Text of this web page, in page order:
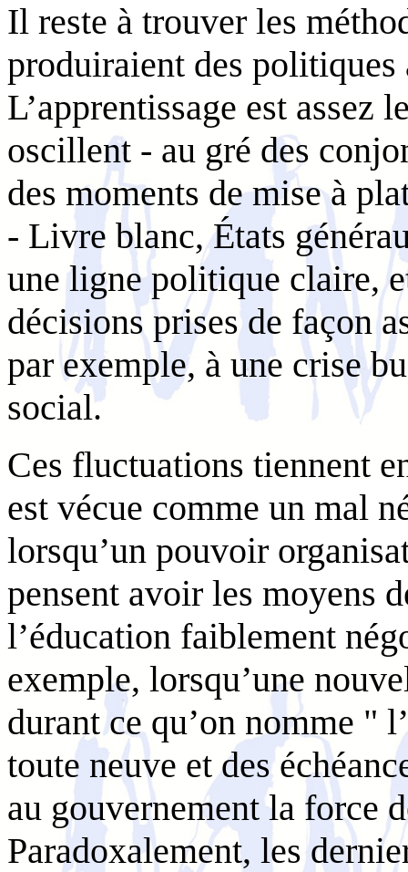
Il reste à trouver les
produiraient des
L’apprentissage est assez
oscillent - au gré des
des moments de mise à
- Livre blanc, États
une ligne politique claire,
décisions prises de façon
par exemple, à une crise
social.
Ces fluctuations tiennent
est vécue comme un mal
lorsqu’un pouvoir
pensent avoir les moyens
l’éducation faiblement
exemple, lorsqu’une
durant ce qu’on nomme "
toute neuve et des
au gouvernement la force
Paradoxalement, les